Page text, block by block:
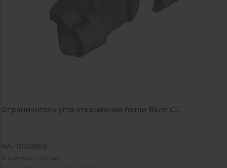
Ограничитель угла открывания петли Blum Cl...
КА-1055806
В наличии - 315 шт